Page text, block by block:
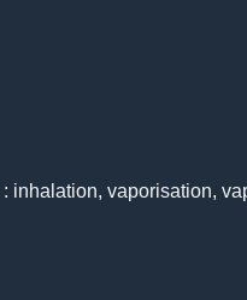
inhalation, vaporisation,